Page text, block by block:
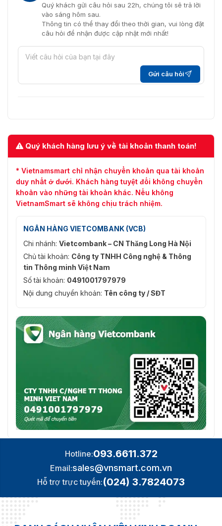
Quý khách gửi câu hỏi sau 22h, chúng tôi sẽ trả lời
vào sáng hôm sau.
Thông tin có thể thay đổi theo thời gian, vui lòng đặt
câu hỏi để nhận được cập nhật mới nhất!
Gửi câu hỏi
Quý khách hàng lưu ý về tài khoản thanh toán!
* Vietnamsmart chỉ nhận chuyển khoản qua tài khoản
duy nhất ở dưới. Khách hàng tuyệt đối không chuyển
khoản vào những tài khoản khác. Nếu không
VietnamSmart sẽ không chịu trách nhiệm.
NGÂN HÀNG VIETCOMBANK (VCB)
Chi nhánh: Vietcombank – CN Thăng Long Hà Nội
Chủ tài khoản: Công ty TNHH Công nghệ & Thông
tin Thông minh Việt Nam
Số tài khoản: 0491001797979
Nội dung chuyển khoản: Tên công ty / SĐT
Hotline:093.6611.372
Email:sales@vnsmart.com.vn
Hỗ trợ trực tuyến:(024) 3.7824073